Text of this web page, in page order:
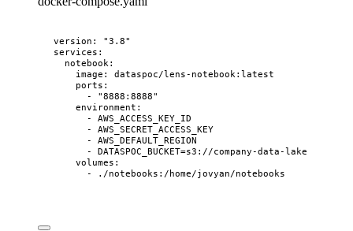
version : "3.8"
services :
notebook:
image : dataspoc/lens-notebook:latest
ports :
- "8888:8888"
environment :
- AWS_ACCESS_KEY_ID
- AWS_SECRET_ACCESS_KEY
- AWS_DEFAULT_REGION
- DATASPOC_BUCKET=s3://company-data-lake
volumes :
-
./notebooks:/home/jovyan/notebooks